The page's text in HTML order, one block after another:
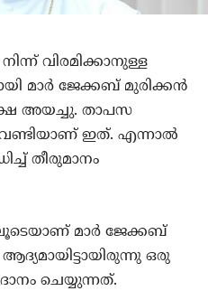
വിരമിക്കാനുള്ള
മാര്‍ ജേക്കബ് മുരിക്കന്‍
അയച്ചു. താപസ
ഇത്. എന്നാല്‍
തീരുമാനം
മാര്‍ ജേക്കബ്
ഒരു
ചെയ്യുന്നത്.